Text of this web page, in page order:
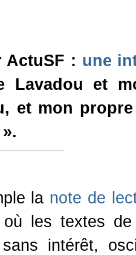
: une
Lavadou et
et mon
».
la note de
où les textes
intérêt,